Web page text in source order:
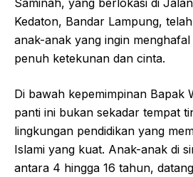
Saminah, yang berlokasi di
Kedaton, Bandar Lampung,
anak-anak yang ingin menghafal
penuh ketekunan dan cinta.
Di bawah kepemimpinan Bapak
panti ini bukan sekadar tempat
lingkungan pendidikan yang
Islami yang kuat. Anak-anak di
antara 4 hingga 16 tahun,